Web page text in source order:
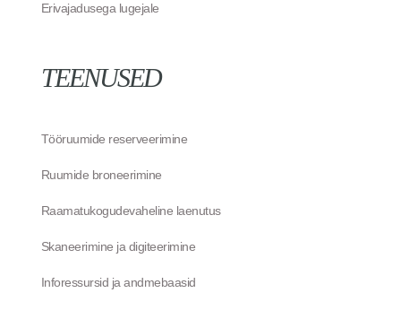
Erivajadusega lugejale
TEENUSED
Tööruumide reserveerimine
Ruumide broneerimine
Raamatukogudevaheline laenutus
Skaneerimine ja digiteerimine
Inforessursid ja andmebaasid